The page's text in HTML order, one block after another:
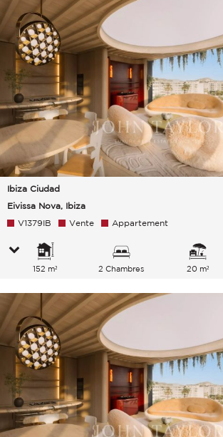
Ibiza Ciudad
Eivissa Nova, Ibiza
V1379IB Vente Appartement
152 m² 2 Chambres 20 m²